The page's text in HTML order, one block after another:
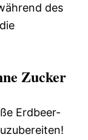
des
Zucker
Erdbeer-